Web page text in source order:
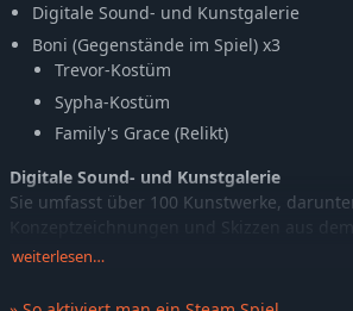
Digitale Sound- und Kunstgalerie
Boni (Gegenstände im Spiel) x3
Trevor-Kostüm
Sypha-Kostüm
Family's Grace (Relikt)
Digitale Sound- und Kunstgalerie
Sie umfasst über 100 Kunstwerke,
Konzeptzeichnungen und Skizzen aus
weiterlesen…